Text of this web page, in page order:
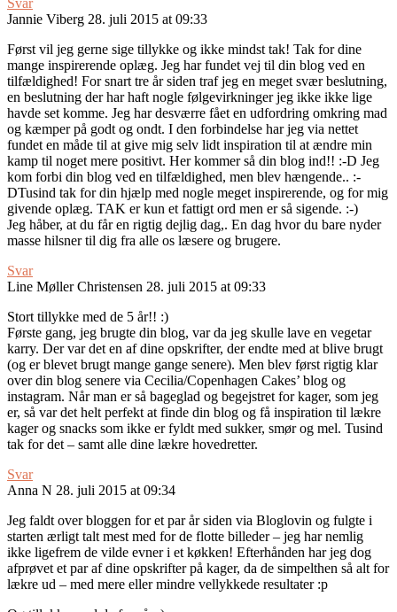
Svar
Jannie Viberg 28. juli 2015 at 09:33
Først vil jeg gerne sige tillykke og ikke mindst tak! Tak for dine
mange inspirerende oplæg. Jeg har fundet vej til din blog ved en
tilfældighed! For snart tre år siden traf jeg en meget svær beslutning,
en beslutning der har haft nogle følgevirkninger jeg ikke ikke lige
havde set komme. Jeg har desværre fået en udfordring omkring mad
og kæmper på godt og ondt. I den forbindelse har jeg via nettet
fundet en måde til at give mig selv lidt inspiration til at ændre min
kamp til noget mere positivt. Her kommer så din blog ind!! :-D Jeg
kom forbi din blog ved en tilfældighed, men blev hængende.. :-
DTusind tak for din hjælp med nogle meget inspirerende, og for mig
givende oplæg. TAK er kun et fattigt ord men er så sigende. :-)
Jeg håber, at du får en rigtig dejlig dag,. En dag hvor du bare nyder
masse hilsner til dig fra alle os læsere og brugere.
Svar
Line Møller Christensen 28. juli 2015 at 09:33
Stort tillykke med de 5 år!! :)
Første gang, jeg brugte din blog, var da jeg skulle lave en vegetar
karry. Der var det en af dine opskrifter, der endte med at blive brugt
(og er blevet brugt mange gange senere). Men blev først rigtig klar
over din blog senere via Cecilia/Copenhagen Cakes’ blog og
instagram. Når man er så bageglad og begejstret for kager, som jeg
er, så var det helt perfekt at finde din blog og få inspiration til lækre
kager og snacks som ikke er fyldt med sukker, smør og mel. Tusind
tak for det – samt alle dine lækre hovedretter.
Svar
Anna N 28. juli 2015 at 09:34
Jeg faldt over bloggen for et par år siden via Bloglovin og fulgte i
starten ærligt talt mest med for de flotte billeder – jeg har nemlig
ikke ligefrem de vilde evner i et køkken! Efterhånden har jeg dog
afprøvet et par af dine opskrifter på kager, da de simpelthen så alt for
lækre ud – med mere eller mindre vellykkede resultater :p